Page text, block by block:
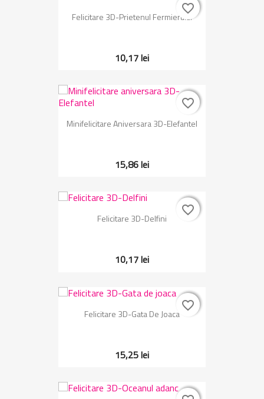
Felicitare 3D-Prietenul Fermierului
10,17 lei
favorite_border
favorite_border
Minifelicitare Aniversara 3D-Elefantel
15,86 lei
favorite_border
favorite_border
Felicitare 3D-Delfini
10,17 lei
favorite_border
favorite_border
Felicitare 3D-Gata De Joaca
15,25 lei
favorite_border
favorite_border